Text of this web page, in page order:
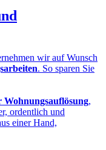
wir auf Wunsch
. So sparen Sie
Wohnungsauflösung,
ordentlich und
einer Hand,